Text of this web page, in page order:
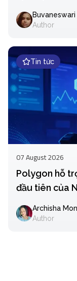
Buvaneswari
Author
Tin tức
07 August 2026
Polygon hỗ
đầu tiên của
Archisha
Author